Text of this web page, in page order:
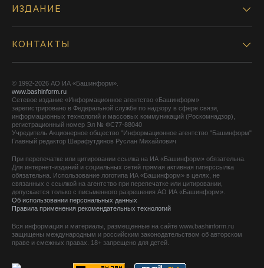
ИЗДАНИЕ
КОНТАКТЫ
© 1992-2026 АО ИА «Башинформ».
www.bashinform.ru
Сетевое издание «Информационное агентство «Башинформ»
зарегистрировано в Федеральной службе по надзору в сфере связи,
информационных технологий и массовых коммуникаций (Роскомнадзор),
регистрационный номер Эл № ФС77-88040
Учредитель Акционерное общество "Информационное агентство "Башинформ"
Главный редактор Шарафутдинов Руслан Михайлович
При перепечатке или цитировании ссылка на ИА «Башинформ» обязательна.
Для интернет-изданий и социальных сетей прямая активная гиперссылка
обязательна. Использование логотипа ИА «Башинформ» в целях, не
связанных с ссылкой на агентство при перепечатке или цитировании,
допускается только с письменного разрешения АО ИА «Башинформ».
Об использовании персональных данных
Правила применения рекомендательных технологий
Вся информация и материалы, размещенные на сайте www.bashinform.ru
защищены международным и российским законодательством об авторском
праве и смежных правах. 18+ запрещено для детей.